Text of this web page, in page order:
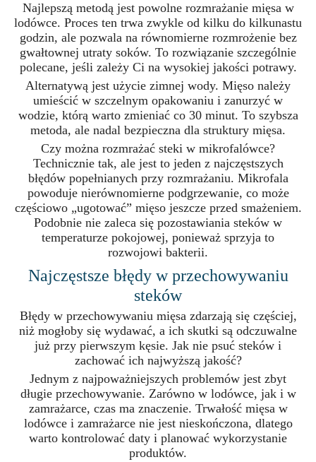
Najlepszą metodą jest powolne rozmrażanie mięsa w
lodówce. Proces ten trwa zwykle od kilku do kilkunastu
godzin, ale pozwala na równomierne rozmrożenie bez
gwałtownej utraty soków. To rozwiązanie szczególnie
polecane, jeśli zależy Ci na wysokiej jakości potrawy.
Alternatywą jest użycie zimnej wody. Mięso należy
umieścić w szczelnym opakowaniu i zanurzyć w
wodzie, którą warto zmieniać co 30 minut. To szybsza
metoda, ale nadal bezpieczna dla struktury mięsa.
Czy można rozmrażać steki w mikrofalówce?
Technicznie tak, ale jest to jeden z najczęstszych
błędów popełnianych przy rozmrażaniu. Mikrofala
powoduje nierównomierne podgrzewanie, co może
częściowo „ugotować” mięso jeszcze przed smażeniem.
Podobnie nie zaleca się pozostawiania steków w
temperaturze pokojowej, ponieważ sprzyja to
rozwojowi bakterii.
Najczęstsze błędy w przechowywaniu
steków
Błędy w przechowywaniu mięsa zdarzają się częściej,
niż mogłoby się wydawać, a ich skutki są odczuwalne
już przy pierwszym kęsie. Jak nie psuć steków i
zachować ich najwyższą jakość?
Jednym z najpoważniejszych problemów jest zbyt
długie przechowywanie. Zarówno w lodówce, jak i w
zamrażarce, czas ma znaczenie. Trwałość mięsa w
lodówce i zamrażarce nie jest nieskończona, dlatego
warto kontrolować daty i planować wykorzystanie
produktów.